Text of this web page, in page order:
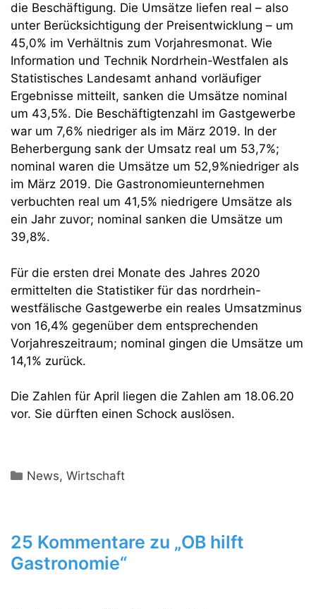
die Beschäftigung. Die Umsätze liefen real – also
unter Berücksichtigung der Preisentwicklung – um
45,0% im Verhältnis zum Vorjahresmonat. Wie
Information und Technik Nordrhein-Westfalen als
Statistisches Landesamt anhand vorläufiger
Ergebnisse mitteilt, sanken die Umsätze nominal
um 43,5%. Die Beschäftigtenzahl im Gastgewerbe
war um 7,6% niedriger als im März 2019. In der
Beherbergung sank der Umsatz real um 53,7%;
nominal waren die Umsätze um 52,9%niedriger als
im März 2019. Die Gastronomieunternehmen
verbuchten real um 41,5% niedrigere Umsätze als
ein Jahr zuvor; nominal sanken die Umsätze um
39,8%.
Für die ersten drei Monate des Jahres 2020
ermittelten die Statistiker für das nordrhein-
westfälische Gastgewerbe ein reales Umsatzminus
von 16,4% gegenüber dem entsprechenden
Vorjahreszeitraum; nominal gingen die Umsätze um
14,1% zurück.
Die Zahlen für April liegen die Zahlen am 18.06.20
vor. Sie dürften einen Schock auslösen.
Kategorien
News,Wirtschaft
25 Kommentare zu „OB hilft
Gastronomie“